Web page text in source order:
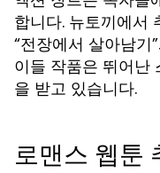
합니다. 뉴토끼에서
“전장에서 살아남기
이들 작품은 뛰어난
을 받고 있습니다.
로맨스 웹툰